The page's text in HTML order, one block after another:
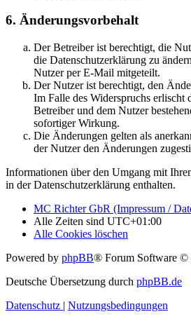
6. Änderungsvorbehalt
Der Betreiber ist berechtigt, die
die Datenschutzerklärung zu
Nutzer per E-Mail mitgeteilt.
Der Nutzer ist berechtigt, den
Im Falle des Widerspruchs erlischt
Betreiber und dem Nutzer
sofortiger Wirkung.
Die Änderungen gelten als
der Nutzer den Änderungen
Informationen über den Umgang mit
in der Datenschutzerklärung enthalten.
MC Richter GbR (Impressum /
Alle Zeiten sind UTC+01:00
Alle Cookies löschen
Powered by phpBB® Forum Software ©
Deutsche Übersetzung durch phpBB.de
Datenschutz | Nutzungsbedingungen